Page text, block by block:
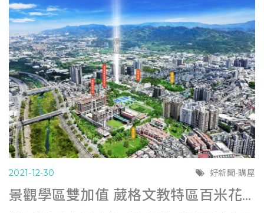
2021-12-30 好新聞-購屋
景觀學區雙加值 葳格文教特區百米花園宅登場